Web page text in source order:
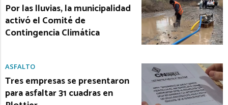
Por las lluvias, la municipalidad
activó el Comité de
Contingencia Climática
ASFALTO
Tres empresas se presentaron
para asfaltar 31 cuadras en